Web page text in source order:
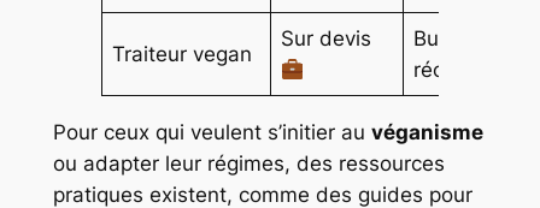
Traiteur vegan
Sur devis
Buffets,
réceptions
Pour ceux qui veulent s’initier au véganisme
ou adapter leur régimes, des ressources
pratiques existent, comme des guides pour